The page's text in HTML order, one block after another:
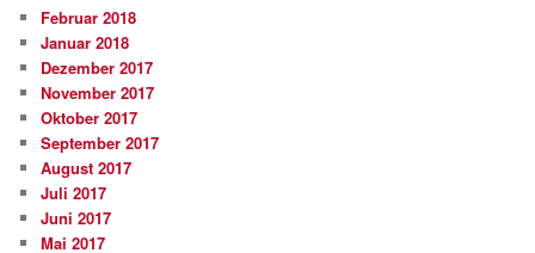
Februar 2018
Januar 2018
Dezember 2017
November 2017
Oktober 2017
September 2017
August 2017
Juli 2017
Juni 2017
Mai 2017